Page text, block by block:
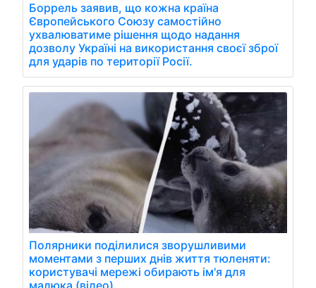
Боррель заявив, що кожна країна
Європейського Союзу самостійно
ухвалюватиме рішення щодо надання
дозволу Україні на використання своєї зброї
для ударів по території Росії.
Полярники поділилися зворушливими
моментами з перших днів життя тюленяти:
користувачі мережі обирають ім'я для
малюка (відео)